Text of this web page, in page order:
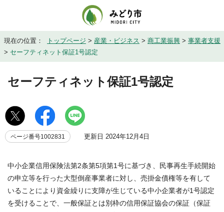
現在の位置： トップページ > 産業・ビジネス > 商工業振興 > 事業者支援
> セーフティネット保証1号認定
セーフティネット保証1号認定
ページ番号1002831 更新日 2024年12月4日
中小企業信用保険法第2条第5項第1号に基づき、民事再生手続開始
の申立等を行った大型倒産事業者に対し、売掛金債権等を有して
いることにより資金繰りに支障が生じている中小企業者が1号認定
を受けることで、一般保証とは別枠の信用保証協会の保証（保証